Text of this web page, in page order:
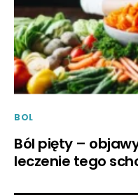
BOL
Ból pięty –
leczenie tego